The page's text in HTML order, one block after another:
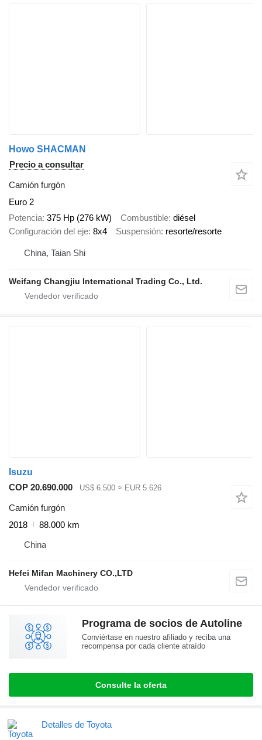
Howo SHACMAN
Precio a consultar
Camión furgón
Euro 2
Potencia 375 Hp (276 kW) Combustible diésel
Configuración del eje 8x4 Suspensión resorte/resorte
China, Taian Shi
Weifang Changjiu International Trading Co., Ltd.
Isuzu
COP 20.690.000
US$ 6.500 ≈ EUR 5.626
Camión furgón
2018
88.000 km
China
Hefei Mifan Machinery CO.,LTD
Programa de socios de Autoline
Conviértase en nuestro afiliado y reciba una
recompensa por cada cliente atraído
Consulte la oferta
Detalles de Toyota